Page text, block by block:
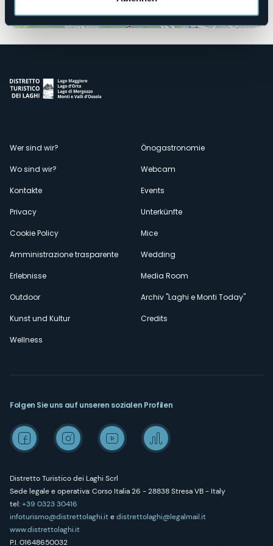
Menù
secondario
Wer sind wir?
Wo sind wir?
Kontakte
Privacy
Cookie Policy
Amministrazione trasparente
Erlebnisse
Outdoor
Kunst und Kultur
Wellness
Önogastronomie
Webcam
Events
Unterkünfte
Mice
Wedding
Media Room
Archiv "Laghi e Monti Today"
Credits
Distretto Turistico dei Laghi Scrl
Sede legale e operativa: Corso Italia 26 - 28838 Stresa VB - Italy
tel:+39 0323 30416
infoturismo@distrettolaghi.itedistrettolaghi@legalmail.it
www.distrettolaghi.it
P.I. 01648650032
Folgen Sie uns auf unseren sozialen Profilen